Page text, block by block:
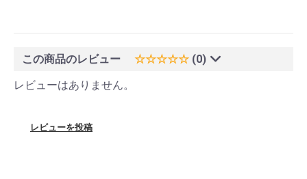
この商品のレビュー ☆☆☆☆☆ (0)
レビューはありません。
レビューを投稿